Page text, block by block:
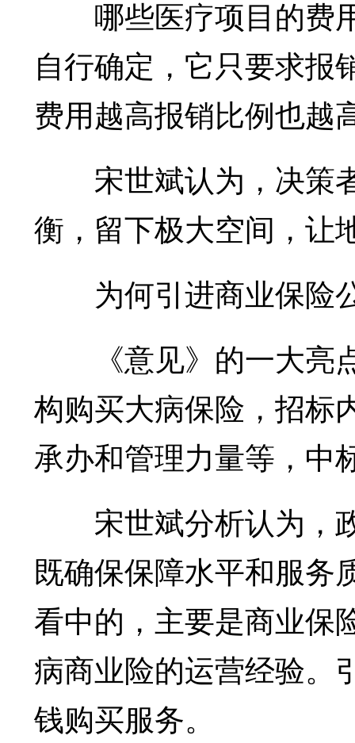
哪些医疗项目的费
自行确定，它只要求报
费用越高报销比例也越
宋世斌认为，决策
衡，留下极大空间，让
为何引进商业保险
《意见》的一大亮
构购买大病保险，招标
承办和管理力量等，中
宋世斌分析认为，
既确保保障水平和服务
看中的，主要是商业保
病商业险的运营经验。
钱购买服务。